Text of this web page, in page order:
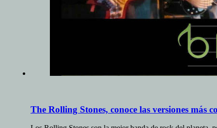
The Rolling Stones, conoce las versiones más